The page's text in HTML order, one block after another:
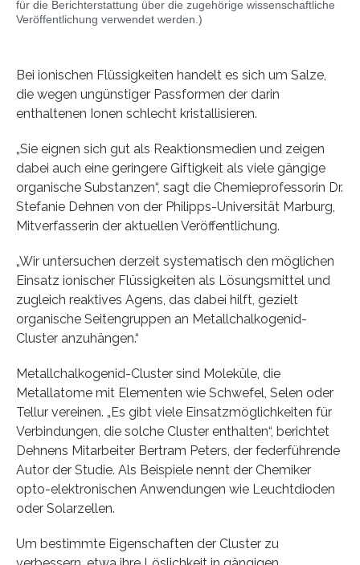
für die Berichterstattung über die zugehörige wissenschaftliche
Veröffentlichung verwendet werden.)
Bei ionischen Flüssigkeiten handelt es sich um Salze,
die wegen ungünstiger Passformen der darin
enthaltenen Ionen schlecht kristallisieren.
„Sie eignen sich gut als Reaktionsmedien und zeigen
dabei auch eine geringere Giftigkeit als viele gängige
organische Substanzen“, sagt die Chemieprofessorin Dr.
Stefanie Dehnen von der Philipps-Universität Marburg,
Mitverfasserin der aktuellen Veröffentlichung.
„Wir untersuchen derzeit systematisch den möglichen
Einsatz ionischer Flüssigkeiten als Lösungsmittel und
zugleich reaktives Agens, das dabei hilft, gezielt
organische Seitengruppen an Metallchalkogenid-
Cluster anzuhängen.“
Metallchalkogenid-Cluster sind Moleküle, die
Metallatome mit Elementen wie Schwefel, Selen oder
Tellur vereinen. „Es gibt viele Einsatzmöglichkeiten für
Verbindungen, die solche Cluster enthalten“, berichtet
Dehnens Mitarbeiter Bertram Peters, der federführende
Autor der Studie. Als Beispiele nennt der Chemiker
opto-elektronischen Anwendungen wie Leuchtdioden
oder Solarzellen.
Um bestimmte Eigenschaften der Cluster zu